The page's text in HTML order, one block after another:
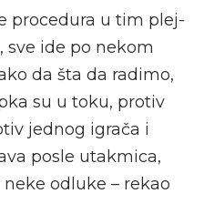
procedura u tim plej-
ide po nekom
da šta da radimo,
su u toku, protiv
jednog igrača i
posle utakmica,
odluke – rekao